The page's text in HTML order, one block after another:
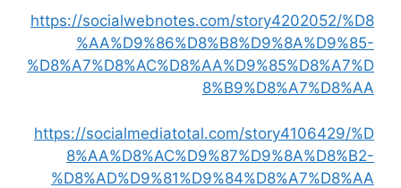
https://socialwebnotes.com/story4202052/%D8
%AA%D9%86%D8%B8%D9%8A%D9%85-
%D8%A7%D8%AC%D8%AA%D9%85%D8%A7%D
8%B9%D8%A7%D8%AA
https://socialmediatotal.com/story4106429/%D
8%AA%D8%AC%D9%87%D9%8A%D8%B2-
%D8%AD%D9%81%D9%84%D8%A7%D8%AA